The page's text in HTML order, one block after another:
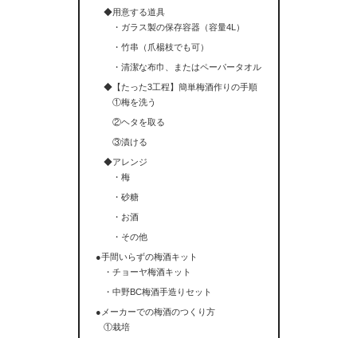
◆用意する道具
・ガラス製の保存容器（容量4L）
・竹串（爪楊枝でも可）
・清潔な布巾、またはペーパータオル
◆【たった3工程】簡単梅酒作りの手順
①梅を洗う
②ヘタを取る
③漬ける
◆アレンジ
・梅
・砂糖
・お酒
・その他
●手間いらずの梅酒キット
・チョーヤ梅酒キット
・中野BC梅酒手造りセット
●メーカーでの梅酒のつくり方
①栽培